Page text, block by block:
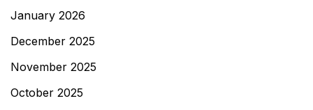
January 2026
December 2025
November 2025
October 2025